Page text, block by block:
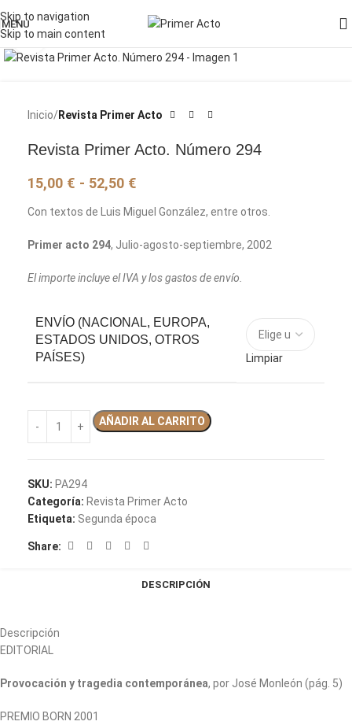
Skip to navigation
Skip to main content
MENU
Pincha para agrandar la imagen
Inicio Revista Primer Acto
Revista Primer Acto. Número 294
15,00 € - 52,50 €
Con textos de Luis Miguel González, entre otros.
Primer acto 294, Julio-agosto-septiembre, 2002
El importe incluye el IVA y los gastos de envío.
ENVÍO (NACIONAL, EUROPA,
ESTADOS UNIDOS, OTROS
PAÍSES)
Limpiar
AÑADIR AL CARRITO
SKU: PA294
Categoría: Revista Primer Acto
Etiqueta: Segunda época
Share:
DESCRIPCIÓN
Descripción
EDITORIAL
Provocación y tragedia contemporánea, por José Monleón (pág. 5)
PREMIO BORN 2001